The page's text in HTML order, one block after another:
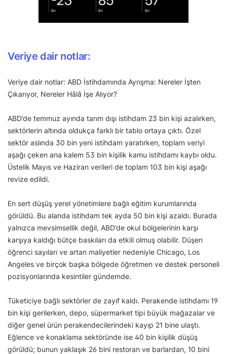
Veriye dair notlar:
Veriye dair notlar: ABD İstihdamında Ayrışma: Nereler İşten
Çıkarıyor, Nereler Hâlâ İşe Alıyor?
ABD’de temmuz ayında tarım dışı istihdam 23 bin kişi azalırken,
sektörlerin altında oldukça farklı bir tablo ortaya çıktı. Özel
sektör aslında 30 bin yeni istihdam yaratırken, toplam veriyi
aşağı çeken ana kalem 53 bin kişilik kamu istihdamı kaybı oldu.
Üstelik Mayıs ve Haziran verileri de toplam 103 bin kişi aşağı
revize edildi.
En sert düşüş yerel yönetimlere bağlı eğitim kurumlarında
görüldü. Bu alanda istihdam tek ayda 50 bin kişi azaldı. Burada
yalnızca mevsimsellik değil, ABD’de okul bölgelerinin karşı
karşıya kaldığı bütçe baskıları da etkili olmuş olabilir. Düşen
öğrenci sayıları ve artan maliyetler nedeniyle Chicago, Los
Angeles ve birçok başka bölgede öğretmen ve destek personeli
pozisyonlarında kesintiler gündemde.
Tüketiciye bağlı sektörler de zayıf kaldı. Perakende istihdamı 19
bin kişi gerilerken, depo, süpermarket tipi büyük mağazalar ve
diğer genel ürün perakendecilerindeki kayıp 21 bine ulaştı.
Eğlence ve konaklama sektöründe ise 40 bin kişilik düşüş
görüldü; bunun yaklaşık 26 bini restoran ve barlardan, 10 bini